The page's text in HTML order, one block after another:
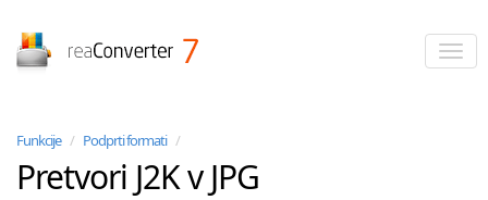
Funkcije / Podprti formati /
Pretvori J2K v JPG